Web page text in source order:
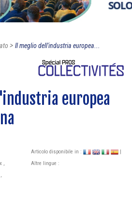
> Il meglio dell'industria europea...
europea
,
,
Articolo disponibile in :
|
Altre lingue :